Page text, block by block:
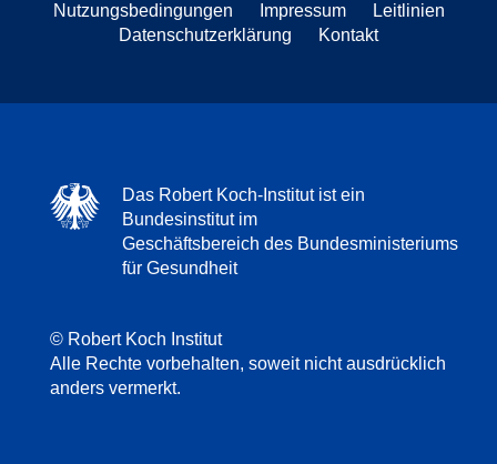
Nutzungsbedingungen Impressum
Leitlinien
Datenschutzerklärung
Kontakt
Das Robert Koch-Institut ist ein
Bundesinstitut im
Geschäftsbereich des Bundesministeriums
für Gesundheit
© Robert Koch Institut
Alle Rechte vorbehalten, soweit nicht ausdrücklich
anders vermerkt.